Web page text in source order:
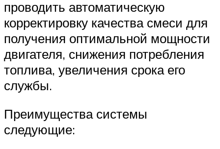
проводить автоматическую
корректировку качества смеси для
получения оптимальной мощности
двигателя, снижения потребления
топлива, увеличения срока его
службы.
Преимущества системы
следующие: